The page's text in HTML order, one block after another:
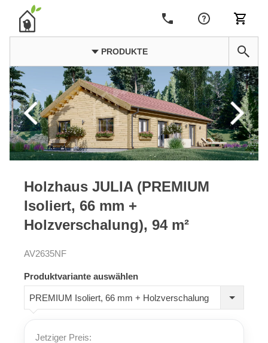
PRODUKTE
Holzhaus JULIA (PREMIUM
Isoliert, 66 mm +
Holzverschalung), 94 m²
AV2635NF
Produktvariante auswählen
PREMIUM Isoliert, 66 mm + Holzverschalung
Jetziger Preis: